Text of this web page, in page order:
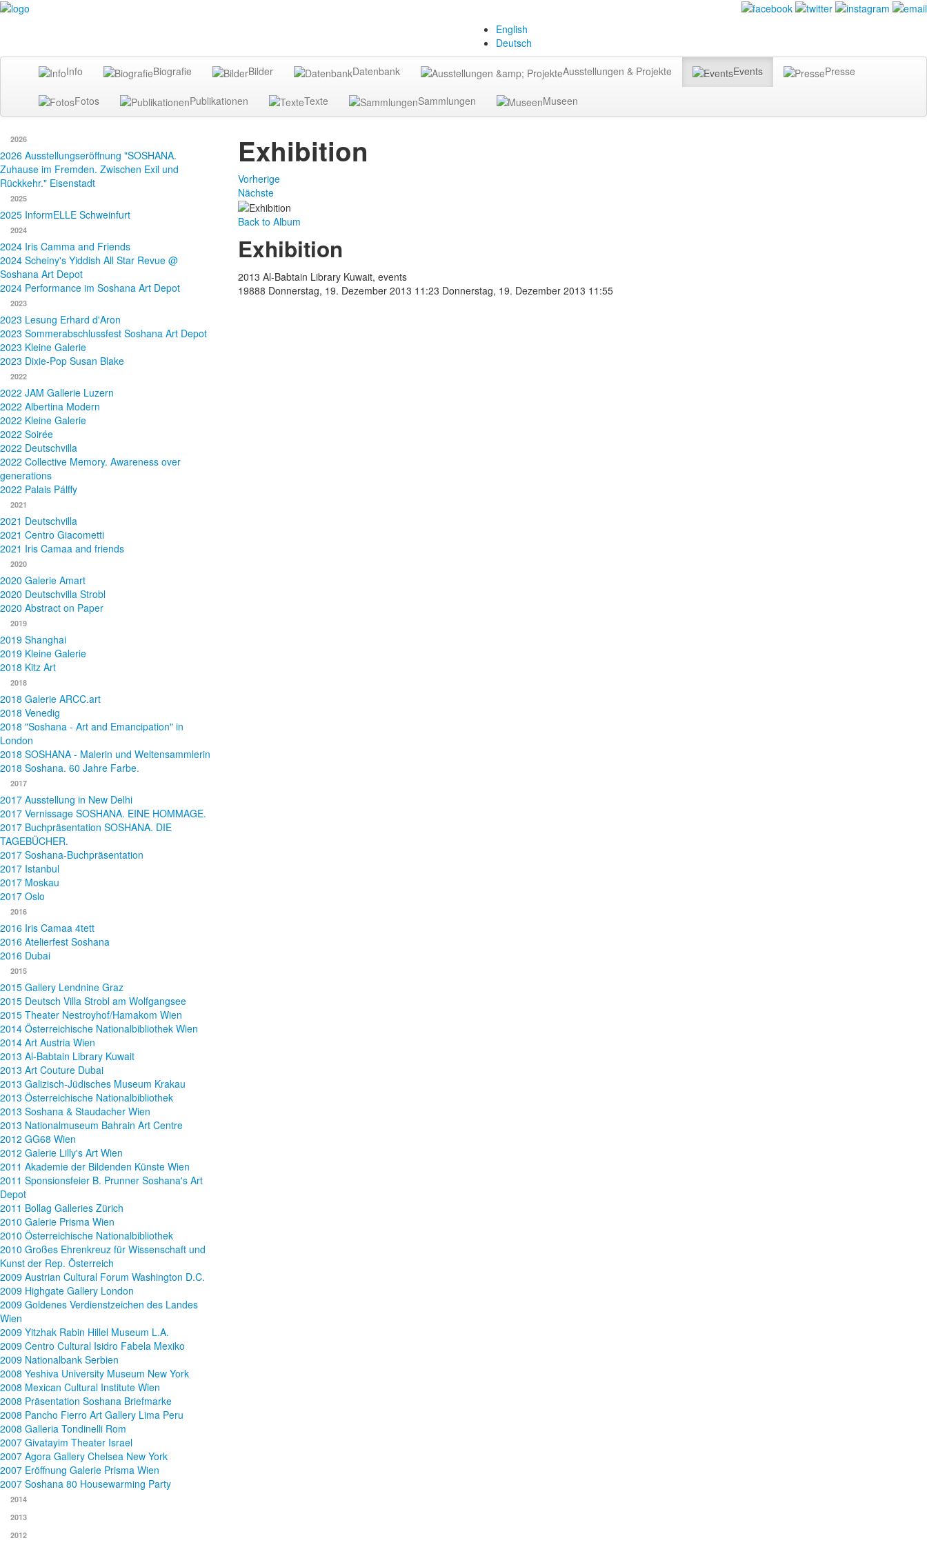
English
Deutsch
Info Biografie Bilder Datenbank Ausstellungen & Projekte Events Presse
Fotos Publikationen Texte Sammlungen Museen
2026
2026 Ausstellungseröffnung "SOSHANA.
Zuhause im Fremden. Zwischen Exil und
Rückkehr." Eisenstadt
2025
2025 InformELLE Schweinfurt
2024
2024 Iris Camma and Friends
2024 Scheiny's Yiddish All Star Revue @
Soshana Art Depot
2024 Performance im Soshana Art Depot
2023
2023 Lesung Erhard d'Aron
2023 Sommerabschlussfest Soshana Art Depot
2023 Kleine Galerie
2023 Dixie-Pop Susan Blake
2022
2022 JAM Gallerie Luzern
2022 Albertina Modern
2022 Kleine Galerie
2022 Soirée
2022 Deutschvilla
2022 Collective Memory. Awareness over
generations
2022 Palais Pálffy
2021
2021 Deutschvilla
2021 Centro Giacometti
2021 Iris Camaa and friends
2020
2020 Galerie Amart
2020 Deutschvilla Strobl
2020 Abstract on Paper
2019
2019 Shanghai
2019 Kleine Galerie
2018 Kitz Art
2018
2018 Galerie ARCC.art
2018 Venedig
2018 "Soshana - Art and Emancipation" in
London
2018 SOSHANA - Malerin und Weltensammlerin
2018 Soshana. 60 Jahre Farbe.
2017
2017 Ausstellung in New Delhi
2017 Vernissage SOSHANA. EINE HOMMAGE.
2017 Buchpräsentation SOSHANA. DIE
TAGEBÜCHER.
2017 Soshana-Buchpräsentation
2017 Istanbul
2017 Moskau
2017 Oslo
2016
2016 Iris Camaa 4tett
2016 Atelierfest Soshana
2016 Dubai
2015
2015 Gallery Lendnine Graz
2015 Deutsch Villa Strobl am Wolfgangsee
2015 Theater Nestroyhof/Hamakom Wien
2014 Österreichische Nationalbibliothek Wien
2014 Art Austria Wien
2013 Al-Babtain Library Kuwait
2013 Art Couture Dubai
2013 Galizisch-Jüdisches Museum Krakau
2013 Österreichische Nationalbibliothek
2013 Soshana & Staudacher Wien
2013 Nationalmuseum Bahrain Art Centre
2012 GG68 Wien
2012 Galerie Lilly's Art Wien
2011 Akademie der Bildenden Künste Wien
2011 Sponsionsfeier B. Prunner Soshana's Art
Depot
2011 Bollag Galleries Zürich
2010 Galerie Prisma Wien
2010 Österreichische Nationalbibliothek
2010 Großes Ehrenkreuz für Wissenschaft und
Kunst der Rep. Österreich
2009 Austrian Cultural Forum Washington D.C.
2009 Highgate Gallery London
2009 Goldenes Verdienstzeichen des Landes
Wien
2009 Yitzhak Rabin Hillel Museum L.A.
2009 Centro Cultural Isidro Fabela Mexiko
2009 Nationalbank Serbien
2008 Yeshiva University Museum New York
2008 Mexican Cultural Institute Wien
2008 Präsentation Soshana Briefmarke
2008 Pancho Fierro Art Gallery Lima Peru
2008 Galleria Tondinelli Rom
2007 Givatayim Theater Israel
2007 Agora Gallery Chelsea New York
2007 Eröffnung Galerie Prisma Wien
2007 Soshana 80 Housewarming Party
2014
2013
2012
Exhibition
Vorherige
Nächste
Back to Album
Exhibition
2013 Al-Babtain Library Kuwait, events
19888 Donnerstag, 19. Dezember 2013 11:23 Donnerstag, 19. Dezember 2013 11:55